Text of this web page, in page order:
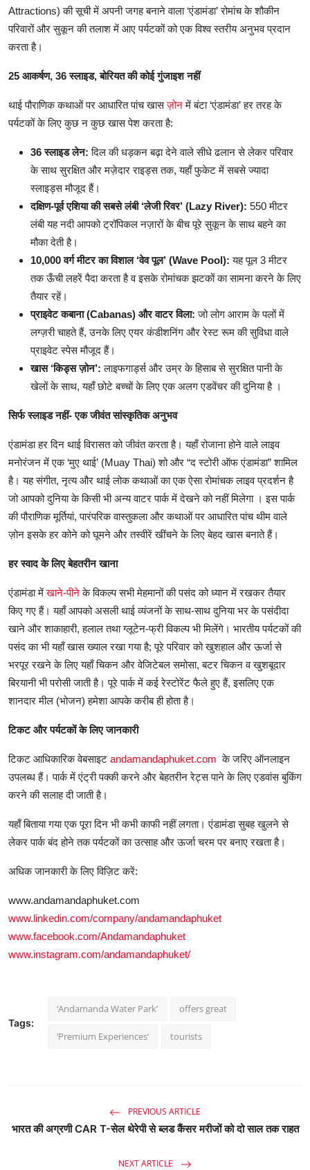
Attractions) की सूची में अपनी जगह बनाने वाला ‘एंडामंडा’ रोमांच के शौकीन
परिवारों और सुकून की तलाश में आए पर्यटकों को एक विश्व स्तरीय अनुभव प्रदान
करता है।
25 आकर्षण, 36 स्लाइड, बोरियत की कोई गुंजाइश नहीं
थाई पौराणिक कथाओं पर आधारित पांच खासज़ोनमें बंटा ‘एंडामंडा’ हर तरह के
पर्यटकों के लिए कुछ न कुछ खास पेश करता है:
36 स्लाइड लेन: दिल की धड़कन बढ़ा देने वाले सीधे ढलान से लेकर परिवार
के साथ सुरक्षित और मज़ेदार राइड्स तक, यहाँ फुकेट में सबसे ज्यादा
स्लाइड्स मौजूद हैं।
दक्षिण-पूर्व एशिया की सबसे लंबी ‘लेजी रिवर’ (Lazy River): 550 मीटर
लंबी यह नदी आपको ट्रॉपिकल नज़ारों के बीच पूरे सुकून के साथ बहने का
मौका देती है।
10,000 वर्ग मीटर का विशाल ‘वेव पूल’ (Wave Pool): यह पूल 3 मीटर
तक ऊँची लहरें पैदा करता है व इसके रोमांचक झटकों का सामना करने के लिए
तैयार रहें।
प्राइवेट कबाना (Cabanas) और वाटर विला: जो लोग आराम के पलों में
लग्ज़री चाहते हैं, उनके लिए एयर कंडीशनिंग और रेस्ट रूम की सुविधा वाले
प्राइवेट स्पेस मौजूद हैं।
खास ‘किड्स ज़ोन’: लाइफगार्ड्स और उम्र के हिसाब से सुरक्षित पानी के
खेलों के साथ, यहाँ छोटे बच्चों के लिए एक अलग एडवेंचर की दुनिया है ।
सिर्फ स्लाइड नहीं- एक जीवंत सांस्कृतिक अनुभव
एंडामंडा हर दिन थाई विरासत को जीवंत करता है। यहाँ रोजाना होने वाले लाइव
मनोरंजन में एक ‘मुए थाई’ (Muay Thai) शो और “द स्टोरी ऑफ एंडामंडा” शामिल
है। यह संगीत, नृत्य और थाई लोक कथाओं का एक ऐसा रोमांचक लाइव प्रदर्शन है
जो आपको दुनिया के किसी भी अन्य वाटर पार्क में देखने को नहीं मिलेगा । इस पार्क
की पौराणिक मूर्तियां, पारंपरिक वास्तुकला और कथाओं पर आधारित पांच थीम वाले
ज़ोन इसके हर कोने को घूमने और तस्वीरें खींचने के लिए बेहद खास बनाते हैं।
हर स्वाद के लिए बेहतरीन खाना
एंडामंडा मेंखाने-पीनेके विकल्प सभी मेहमानों की पसंद को ध्यान में रखकर तैयार
किए गए हैं। यहाँ आपको असली थाई व्यंजनों के साथ-साथ दुनिया भर के पसंदीदा
खाने और शाकाहारी, हलाल तथा ग्लूटेन-फ्री विकल्प भी मिलेंगे। भारतीय पर्यटकों की
पसंद का भी यहाँ खास ख्याल रखा गया है; पूरे परिवार को खुशहाल और ऊर्जा से
भरपूर रखने के लिए यहाँ चिकन और वेजिटेबल समोसा, बटर चिकन व खुशबूदार
बिरयानी भी परोसी जाती है। पूरे पार्क में कई रेस्टोरेंट फैले हुए हैं, इसलिए एक
शानदार मील (भोजन) हमेशा आपके करीब ही होता है।
टिकट और पर्यटकों के लिए जानकारी
टिकट आधिकारिक वेबसाइट andamandaphuket.com के जरिए ऑनलाइन
उपलब्ध हैं। पार्क में एंट्री पक्की करने और बेहतरीन रेट्स पाने के लिए एडवांस बुकिंग
करने की सलाह दी जाती है।
यहाँ बिताया गया एक पूरा दिन भी कभी काफी नहीं लगता। एंडामंडा सुबह खुलने से
लेकर पार्क बंद होने तक पर्यटकों का उत्साह और ऊर्जा चरम पर बनाए रखता है।
अधिक जानकारी के लिए विज़िट करें:
www.andamandaphuket.com
www.linkedin.com/company/andamandaphuket
www.facebook.com/Andamandaphuket
www.instagram.com/andamandaphuket/
Tags:
‘Andamanda Water Park’ offers great
‘Premium Experiences‘ tourists
PREVIOUS ARTICLE
भारत की अग्रणी CAR T-सेल थेरेपी से ब्लड कैंसर मरीजों को दो साल तक राहत
NEXT ARTICLE